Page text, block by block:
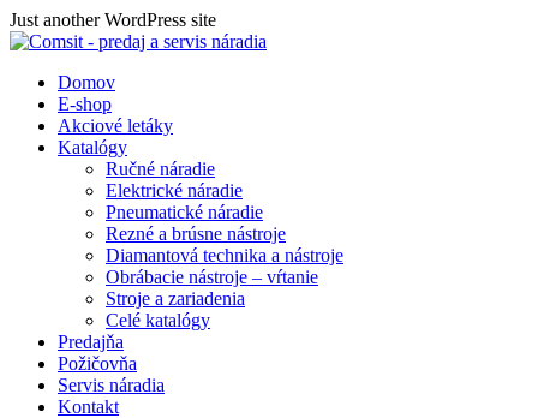
Skip
to
Just another WordPress site
Domov
E-shop
Akciové letáky
Katalógy
Ručné náradie
Elektrické náradie
Pneumatické náradie
Rezné a brúsne nástroje
Diamantová technika a nástroje
Obrábacie nástroje – vŕtanie
Stroje a zariadenia
Celé katalógy
Predajňa
Požičovňa
Servis náradia
Kontakt